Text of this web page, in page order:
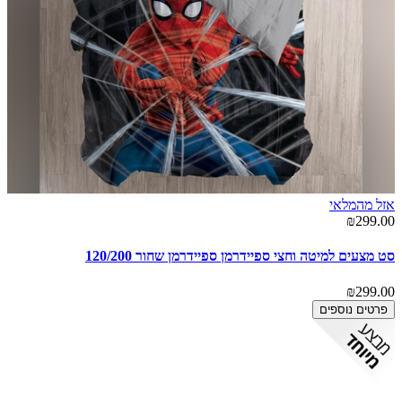
אזל מהמלאי
₪299.00
סט מצעים למיטה וחצי ספיידרמן ספיידרמן שחור 120/200
₪299.00
פרטים נוספים